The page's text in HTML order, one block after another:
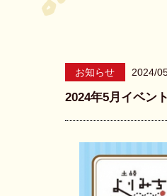
お知らせ 2024/
2024年5月イベン